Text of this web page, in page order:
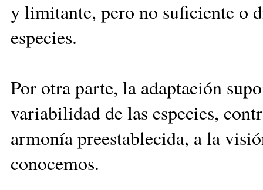
y limitante, pero no suficiente o
especies.
Por otra parte, la adaptación
variabilidad de las especies,
armonía preestablecida, a la
conocemos.